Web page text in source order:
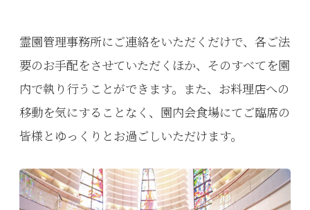
霊園管理事務所にご連絡をいただくだけで、各ご法
要のお手配をさせていただくほか、そのすべてを園
内で執り行うことができます。また、お料理店への
移動を気にすることなく、園内会食場にてご臨席の
皆様とゆっくりとお過ごしいただけます。